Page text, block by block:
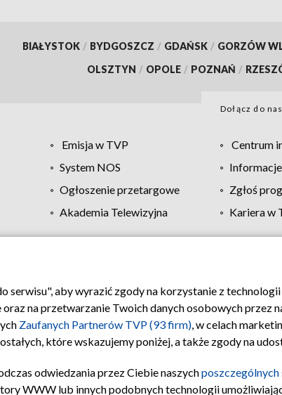
BIAŁYSTOK / BYDGOSZCZ / GDAŃSK / GORZÓW
OLSZTYN / OPOLE / POZNAŃ /
Dołącz do
Emisja w TVP Centrum
System NOS
Ogłoszenie przetargowe Zgłoś
Akademia Telewizyjna Kariera w
Regulamin TVP Polityka prywatności
serwisu", aby wyrazić zgody na korzystanie z
na przetwarzanie Twoich danych osobowych przez
Zaufanych Partnerów TVP (93 firm), w celach
które wskazujemy poniżej, a także zgody na
odwiedzania przez Ciebie naszych
WWW lub innych podobnych technologii